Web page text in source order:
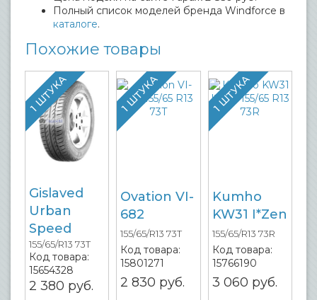
Полный список моделей бренда Windforce в
каталоге.
Похожие товары
1 ШТУКА
Gislaved
Urban
Speed
155/65/R13 73T
Код товара:
15654328
2 380 руб.
1 ШТУКА
Ovation VI-
682
155/65/R13 73T
Код товара:
15801271
2 830 руб.
1 ШТУКА
Kumho
KW31 I*Zen
155/65/R13 73R
Код товара:
15766190
3 060 руб.